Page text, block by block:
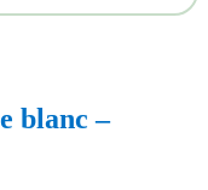
blanc –